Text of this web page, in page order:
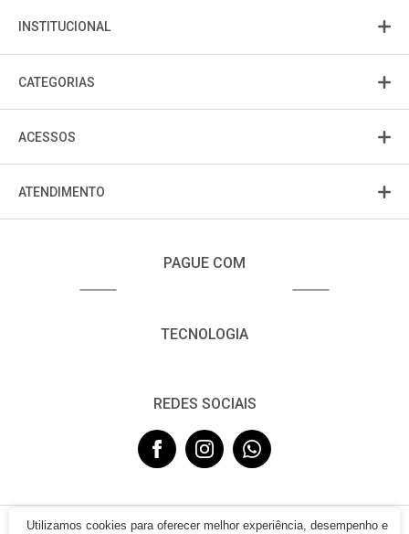
INSTITUCIONAL
CATEGORIAS
ACESSOS
ATENDIMENTO
PAGUE COM
TECNOLOGIA
REDES SOCIAIS
Utilizamos cookies para oferecer melhor experiência, desempenho e